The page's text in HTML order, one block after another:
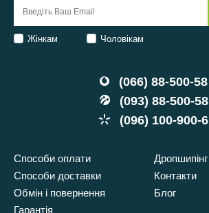
(066) 88-500-58
(093) 88-500-58
(096) 100-900-6
Способи оплати
Способи доставки
Обмін і повернення
Гарантія
Дропшипінг
Контакти
Блог
Жінкам Чоловікам